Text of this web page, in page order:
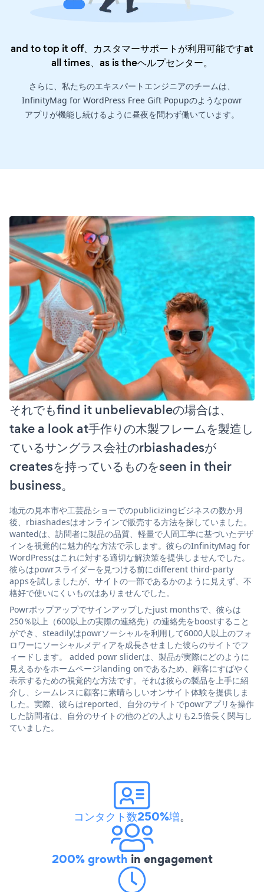
and to top it off、カスタマーサポートが利用可能ですat
all times、as is theヘルプセンター。
さらに、私たちのエキスパートエンジニアのチームは、
InfinityMag for WordPress Free Gift Popupのようなpowr
アプリが機能し続けるように昼夜を問わず働いています。
それでもfind it unbelievableの場合は、
take a look at手作りの木製フレームを製造し
ているサングラス会社のrbiashadesが
createsを持っているものをseen in their
business。
地元の見本市や工芸品ショーでのpublicizingビジネスの数か月
後、rbiashadesはオンラインで販売する方法を探していました。
wantedは、訪問者に製品の品質、軽量で人間工学に基づいたデザ
インを視覚的に魅力的な方法で示します。彼らのInfinityMag for
WordPressはこれに対する適切な解決策を提供しませんでした。
彼らはpowrスライダーを見つける前にdifferent third-party
appsを試しましたが、サイトの一部であるかのように見えず、不
格好で使いにくいものはありませんでした。
Powrポップアップでサインアップしたjust monthsで、彼らは
250％以上（600以上の実際の連絡先）の連絡先をboostすること
ができ、steadilyはpowrソーシャルを利用して6000人以上のフォ
ロワーにソーシャルメディアを成長させました彼らのサイトでフ
ィードします。 added powr sliderは、製品が実際にどのように
見えるかをホームページlanding onであるため、顧客にすばやく
表示するための視覚的な方法です。それは彼らの製品を上手に紹
介し、シームレスに顧客に素晴らしいオンサイト体験を提供しま
した。実際、彼らはreported、自分のサイトでpowrアプリを操作
した訪問者は、自分のサイトの他のどの人よりも2.5倍長く関与し
ていました。
コンタクト数250%増。
200% growth in engagement